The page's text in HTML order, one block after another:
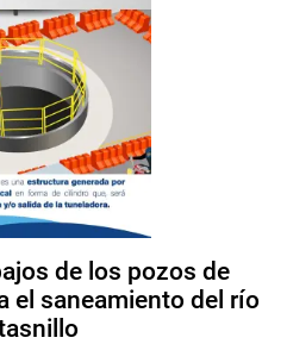
de los pozos de
el saneamiento del río